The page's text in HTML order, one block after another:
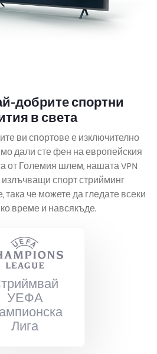
добрите спортни
в света
ви спортове е изключително
дали сте фен на европейския
от Големия шлем, нашата VPN
излъчващи спорт стрийминг
че можете да гледате всеки
време и навсякъде.
УЕФА
Лига